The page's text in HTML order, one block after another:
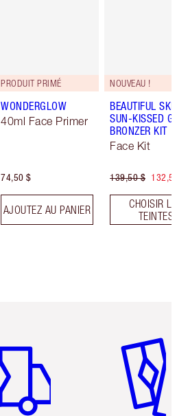
PRODUIT PRIMÉ
WONDERGLOW
40ml Face Primer
74,50 $
AJOUTEZ AU PANIER
NOUVEAU !
BEAUTIFUL
SUN-KISSED
BRONZER KIT
Face Kit
139,50 $
CHOISIR
TEINTES